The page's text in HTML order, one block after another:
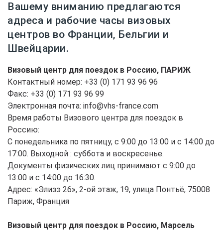
Вашему вниманию предлагаются
адреса и рабочие часы визовых
центров во Франции, Бельгии и
Швейцарии.
Визовый центр для поездок в Россию, ПАРИЖ
Контактный номер: +33 (0) 171 93 96 96
Факс: +33 (0) 171 93 96 99
Электронная почта: info@vhs-france.com
Время работы Визового центра для поездок в
Россию:
С понедельника по пятницу, с 9:00 до 13:00 и с 14:00 до
17:00. Выходной : суббота и воскресенье.
Документы физических лиц принимают с 9:00 до
13:00 и с 14:00 до 16:30.
Адрес: «Элизэ 26», 2-ой этаж, 19, улица Понтьё, 75008
Париж, Франция
Визовый центр для поездок в Россию, Марсель